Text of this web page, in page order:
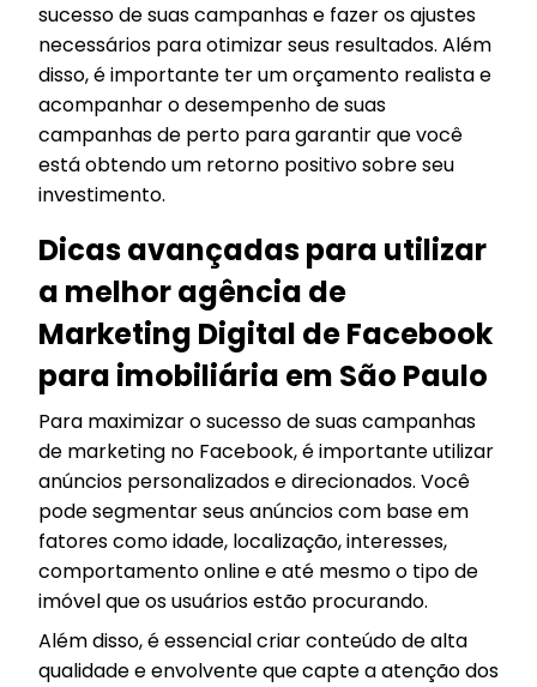
sucesso de suas campanhas e fazer os ajustes
necessários para otimizar seus resultados. Além
disso, é importante ter um orçamento realista e
acompanhar o desempenho de suas
campanhas de perto para garantir que você
está obtendo um retorno positivo sobre seu
investimento.
Dicas avançadas para utilizar
a melhor agência de
Marketing Digital de Facebook
para imobiliária em São Paulo
Para maximizar o sucesso de suas campanhas
de marketing no Facebook, é importante utilizar
anúncios personalizados e direcionados. Você
pode segmentar seus anúncios com base em
fatores como idade, localização, interesses,
comportamento online e até mesmo o tipo de
imóvel que os usuários estão procurando.
Além disso, é essencial criar conteúdo de alta
qualidade e envolvente que capte a atenção dos